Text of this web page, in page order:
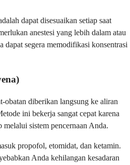
dapat disesuaikan setiap saat
anestesi yang lebih dalam atau
dapat segera memodifikasi konsentrasi
obatan diberikan langsung ke aliran
ini bekerja sangat cepat karena
sistem pencernaan Anda.
propofol, etomidat, dan ketamin.
Anda kehilangan kesadaran